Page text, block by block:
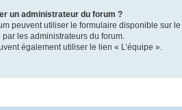
un administrateur du forum ?
peuvent utiliser le formulaire disponible sur
les administrateurs du forum.
également utiliser le lien « L’équipe ».